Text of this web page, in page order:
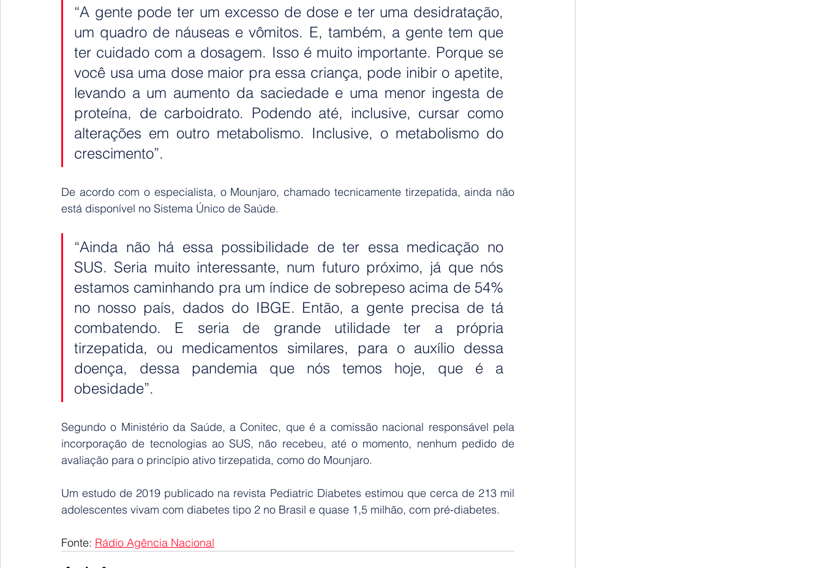
“A gente pode ter um excesso de dose e ter uma desidratação,
um quadro de náuseas e vômitos. E, também, a gente tem que
ter cuidado com a dosagem. Isso é muito importante. Porque se
você usa uma dose maior pra essa criança, pode inibir o apetite,
levando a um aumento da saciedade e uma menor ingesta de
proteína, de carboidrato. Podendo até, inclusive, cursar como
alterações em outro metabolismo. Inclusive, o metabolismo do
crescimento”.
De acordo com o especialista, o Mounjaro, chamado tecnicamente tirzepatida, ainda não
está disponível no Sistema Único de Saúde.
“Ainda não há essa possibilidade de ter essa medicação no
SUS. Seria muito interessante, num futuro próximo, já que nós
estamos caminhando pra um índice de sobrepeso acima de 54%
no nosso país, dados do IBGE. Então, a gente precisa de tá
combatendo. E seria de grande utilidade ter a própria
tirzepatida, ou medicamentos similares, para o auxílio dessa
doença, dessa pandemia que nós temos hoje, que é a
obesidade”.
Segundo o Ministério da Saúde, a Conitec, que é a comissão nacional responsável pela
incorporação de tecnologias ao SUS, não recebeu, até o momento, nenhum pedido de
avaliação para o princípio ativo tirzepatida, como do Mounjaro.
Um estudo de 2019 publicado na revista Pediatric Diabetes estimou que cerca de 213 mil
adolescentes vivam com diabetes tipo 2 no Brasil e quase 1,5 milhão, com pré-diabetes.
Fonte: Rádio Agência Nacional